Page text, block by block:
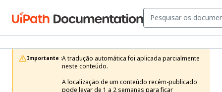
Importante :A tradução automática foi aplicada parcialmente
neste conteúdo.
A localização de um conteúdo recém-publicado
pode levar de 1 a 2 semanas para ficar